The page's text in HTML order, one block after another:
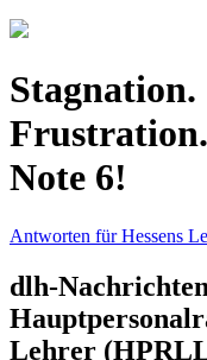
Stagnation.
Frustration.
Note 6!
Antworten für Hessens
dlh-
Lehrer